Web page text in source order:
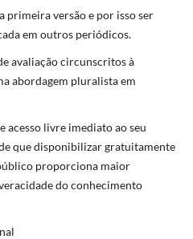
primeira versão e por isso ser
em outros periódicos.
avaliação circunscritos à
abordagem pluralista em
acesso livre imediato ao seu
que disponibilizar gratuitamente
proporciona maior
do conhecimento